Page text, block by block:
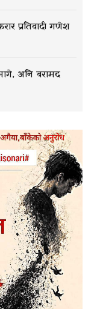
प्रतिवादी गणेश
अनि बरामद